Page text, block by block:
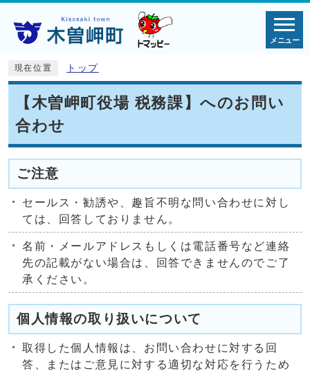
メニュー
現在位置 トップ
【木曽岬町役場 税務課】へのお問い
合わせ
ご注意
セールス・勧誘や、趣旨不明な問い合わせに対し
ては、回答しておりません。
名前・メールアドレスもしくは電話番号など連絡
先の記載がない場合は、回答できませんのでご了
承ください。
個人情報の取り扱いについて
取得した個人情報は、お問い合わせに対する回
答、またはご意見に対する適切な対応を行うため